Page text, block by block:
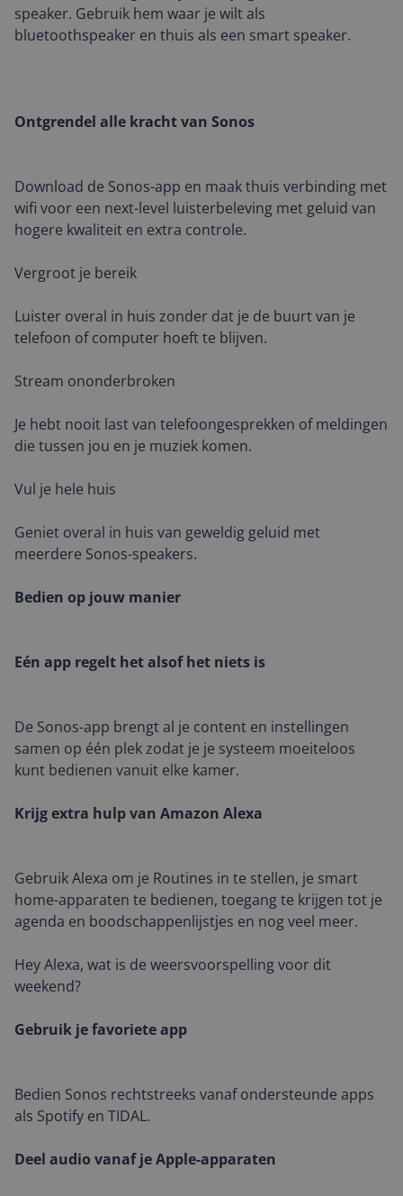
speaker. Gebruik hem waar je wilt als
bluetoothspeaker en thuis als een smart speaker.
Ontgrendel alle kracht van Sonos
Download de Sonos-app en maak thuis verbinding met
wifi voor een next-level luisterbeleving met geluid van
hogere kwaliteit en extra controle.
Vergroot je bereik
Luister overal in huis zonder dat je de buurt van je
telefoon of computer hoeft te blijven.
Stream ononderbroken
Je hebt nooit last van telefoongesprekken of meldingen
die tussen jou en je muziek komen.
Vul je hele huis
Geniet overal in huis van geweldig geluid met
meerdere Sonos-speakers.
Bedien op jouw manier
Eén app regelt het alsof het niets is
De Sonos-app brengt al je content en instellingen
samen op één plek zodat je je systeem moeiteloos
kunt bedienen vanuit elke kamer.
Krijg extra hulp van Amazon Alexa
Gebruik Alexa om je Routines in te stellen, je smart
home-apparaten te bedienen, toegang te krijgen tot je
agenda en boodschappenlijstjes en nog veel meer.
Hey Alexa, wat is de weersvoorspelling voor dit
weekend?
Gebruik je favoriete app
Bedien Sonos rechtstreeks vanaf ondersteunde apps
als Spotify en TIDAL.
Deel audio vanaf je Apple-apparaten